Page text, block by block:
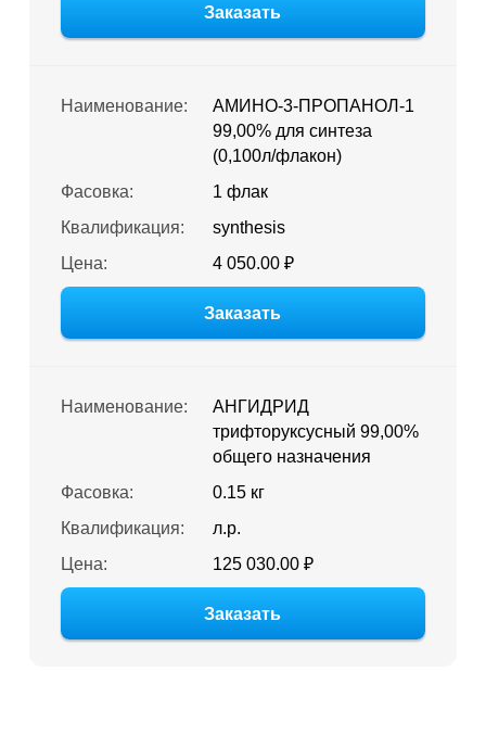
Заказать
Наименование:
АМИНО-3-ПРОПАНОЛ-1
99,00% для синтеза
(0,100л/флакон)
Фасовка:
1 флак
Квалификация:
synthesis
Цена:
4 050.00 ₽
Заказать
Наименование:
АНГИДРИД
трифторуксусный 99,00%
общего назначения
Фасовка:
0.15 кг
Квалификация:
л.р.
Цена:
125 030.00 ₽
Заказать